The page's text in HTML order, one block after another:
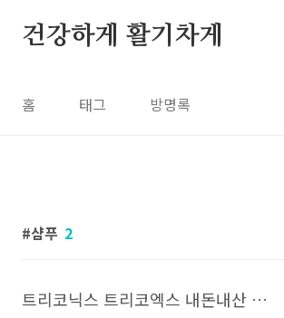
건강하게 활기차게
홈 태그 방명록
샴푸 2
트리코닉스 트리코엑스 내돈내산 성분·효과·사용법·가격 총정리